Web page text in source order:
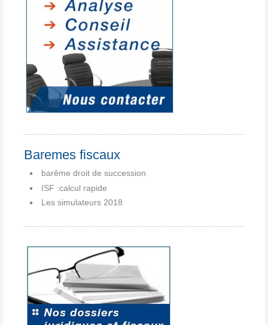
Baremes fiscaux
barême droit de succession
ISF :calcul rapide
Les simulateurs 2018